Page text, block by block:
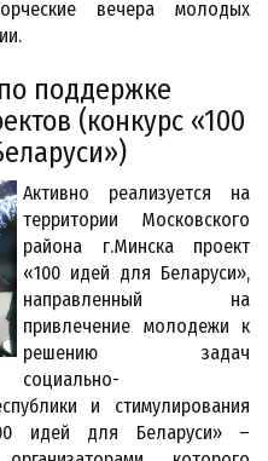
вечера молодых
поддержке
(конкурс «100
Активно реализуется на
территории Московского
района г.Минска проект
«100 идей для Беларуси»,
направленный на
привлечение молодежи к
решению задач
социально-
и стимулирования
идей для Беларуси» –